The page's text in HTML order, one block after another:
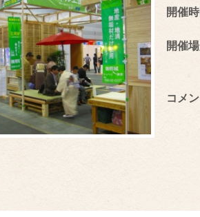
開催
開催
コメ